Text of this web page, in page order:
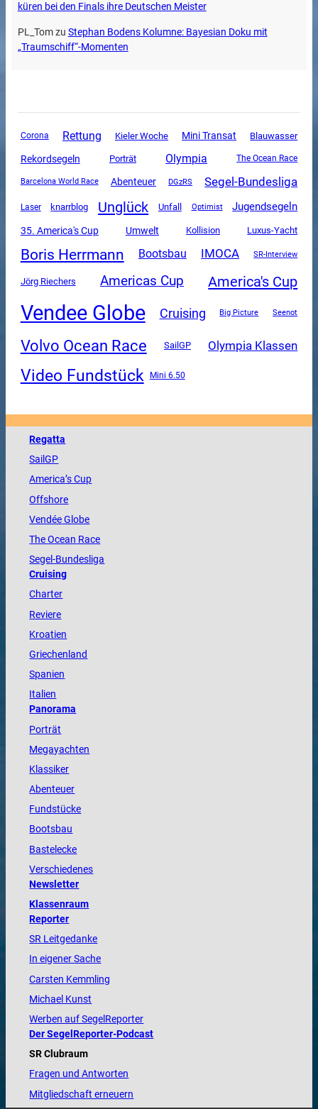
küren bei den Finals ihre Deutschen Meister
PL_Tomzu Stephan Bodens Kolumne: Bayesian Doku mit
„Traumschiff“-Momenten
Corona Rettung Kieler Woche Mini Transat Blauwasser
Rekordsegeln Porträt Olympia The Ocean Race
Barcelona World Race Abenteuer DGzRS Segel-Bundesliga
Laser knarrblog Unglück Unfall Optimist Jugendsegeln
35. America's Cup Umwelt Kollision Luxus-Yacht
Boris Herrmann Bootsbau IMOCA SR-Interview
Jörg Riechers Americas Cup America's Cup
Vendee Globe Cruising Big Picture Seenot
Volvo Ocean Race SailGP Olympia Klassen
Video Fundstück Mini 6.50
Regatta
SailGP
America’s Cup
Offshore
VendéeGlobe
TheOcean Race
Segel-Bundesliga
Cruising
Charter
Reviere
Kroatien
Griechenland
Spanien
Italien
Panorama
Porträt
Megayachten
Klassiker
Abenteuer
Fundstücke
Bootsbau
Bastelecke
Verschiedenes
Newsletter
Klassenraum
Reporter
SR Leitgedanke
In eigener Sache
Carsten Kemmling
Michael Kunst
Werben auf SegelReporter
Der SegelReporter-Podcast
SR Clubraum
Fragen und Antworten
Mitgliedschaft erneuern